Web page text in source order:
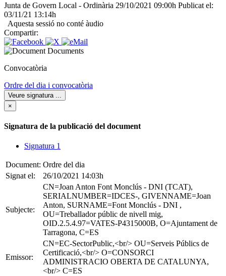
Junta de Govern Local - Ordinària 29/10/2021 09:00h Publicat el:
03/11/21 13:14h
Aquesta sessió no conté àudio
Compartir:
Documents
Convocatòria
Ordre del dia i convocatòria
Veure signatura
×
Signatura de la publicació del document
Signatura 1
Document: Ordre del dia
Signat el:
26/10/2021 14:03h
Subjecte:
CN=Joan Anton Font Monclús - DNI (TCAT),
SERIALNUMBER=IDCES-, GIVENNAME=Joan
Anton, SURNAME=Font Monclús - DNI ,
OU=Treballador públic de nivell mig,
OID.2.5.4.97=VATES-P4315000B, O=Ajuntament de
Tarragona, C=ES
Emissor:
CN=EC-SectorPublic,<br/> OU=Serveis Públics de
Certificació,<br/> O=CONSORCI
ADMINISTRACIO OBERTA DE CATALUNYA,
<br/> C=ES